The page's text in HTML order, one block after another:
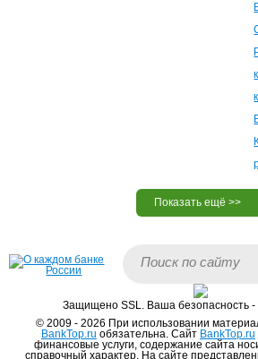
Защищено SSL. Ваша безопасность -
© 2009 - 2026 При использовании
BankTop.ru обязательна. Сайт BankTop.ru
финансовые услуги, содержание сайта
справочный характер. На сайте